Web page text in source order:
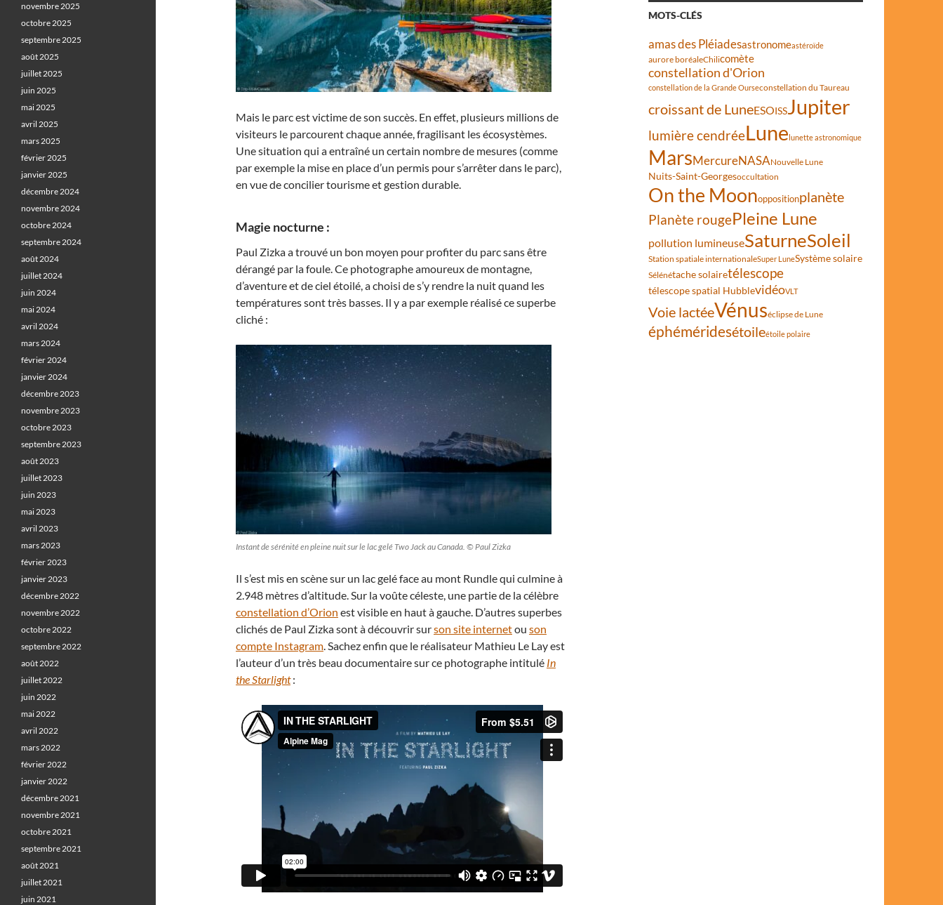
Mais le parc est victime de son succès. En effet, plusieurs millions de
visiteurs le parcourent chaque année, fragilisant les écosystèmes.
Une situation qui a entraîné un certain nombre de mesures (comme
par exemple la mise en place d’un permis pour s’arrêter dans le parc),
en vue de concilier tourisme et gestion durable.
Magie nocturne :
Paul Zizka a trouvé un bon moyen pour profiter du parc sans être
dérangé par la foule. Ce photographe amoureux de montagne,
d’aventure et de ciel étoilé, a choisi de s’y rendre la nuit quand les
températures sont très basses. Il y a par exemple réalisé ce superbe
cliché :
Instant de sérénité en pleine nuit sur le lac gelé Two Jack au Canada. © Paul Zizka
Il s’est mis en scène sur un lac gelé face au mont Rundle qui culmine à
2.948 mètres d’altitude. Sur la voûte céleste, une partie de la célèbre
constellation d’Orion est visible en haut à gauche. D’autres superbes
clichés de Paul Zizka sont à découvrir surson site internetou son
compte Instagram. Sachez enfin que le réalisateur Mathieu Le Lay est
l’auteur d’un très beau documentaire sur ce photographe intitulé In
the Starlight:
MOTS-CLÉS
amas des Pléiadesastronomeastéroïde
aurore boréaleChilicomète
constellation d'Orion
constellation de la Grande Ourseconstellation du Taureau
croissant de LuneESOISSJupiter
lumière cendréeLunelunette astronomique
MarsMercureNASANouvelle Lune
Nuits-Saint-Georgesoccultation
On the Moonoppositionplanète
Planète rougePleine Lune
pollution lumineuseSaturneSoleil
Station spatiale internationaleSuper LuneSystème solaire
Sélénétache solairetélescope
télescope spatial HubblevidéoVLT
Voie lactéeVénuséclipse de Lune
éphéméridesétoileétoile polaire
novembre 2025
octobre 2025
septembre 2025
août 2025
juillet 2025
juin 2025
mai 2025
avril 2025
mars 2025
février 2025
janvier 2025
décembre 2024
novembre 2024
octobre 2024
septembre 2024
août 2024
juillet 2024
juin 2024
mai 2024
avril 2024
mars 2024
février 2024
janvier 2024
décembre 2023
novembre 2023
octobre 2023
septembre 2023
août 2023
juillet 2023
juin 2023
mai 2023
avril 2023
mars 2023
février 2023
janvier 2023
décembre 2022
novembre 2022
octobre 2022
septembre 2022
août 2022
juillet 2022
juin 2022
mai 2022
avril 2022
mars 2022
février 2022
janvier 2022
décembre 2021
novembre 2021
octobre 2021
septembre 2021
août 2021
juillet 2021
juin 2021